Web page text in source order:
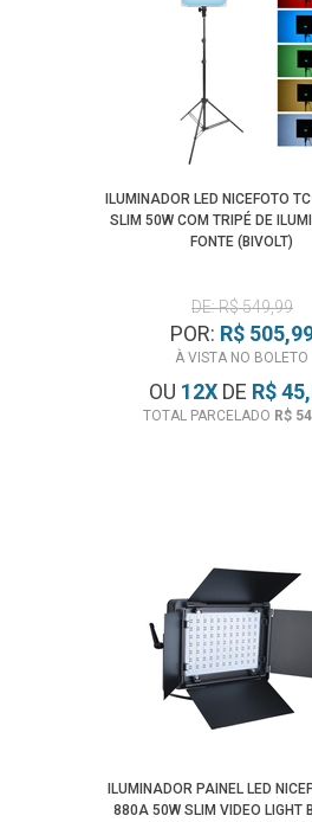
ILUMINADOR LED NICEFOTO
SLIM 50W COM TRIPÉ DE
FONTE (BIVOLT)
DE: R$ 549,99
POR: R$
À VISTA NO BOLETO
OU 12X DE R$
TOTAL PARCELADO R$
ILUMINADOR PAINEL LED
880A 50W SLIM VIDEO LIGHT